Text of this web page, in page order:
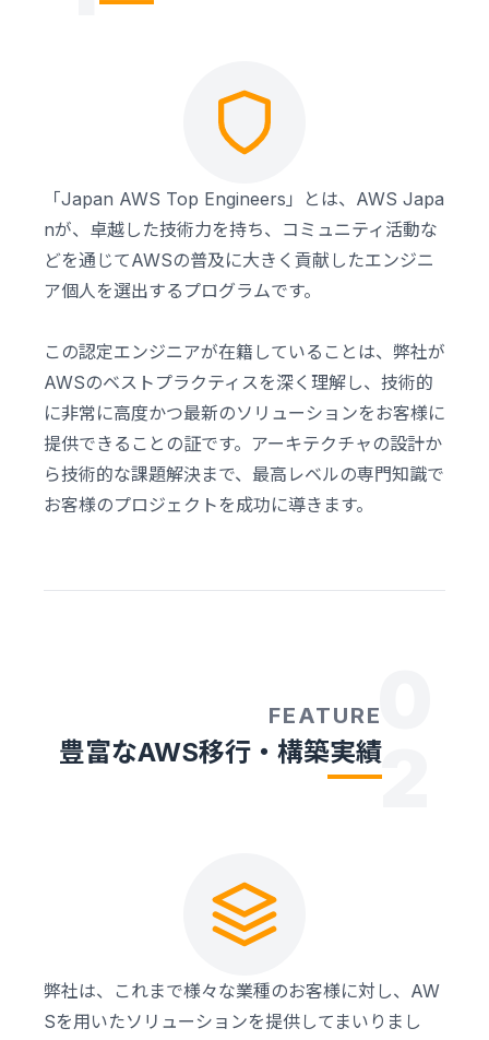
「Japan AWS Top Engineers」とは、AWS Japa
nが、卓越した技術力を持ち、コミュニティ活動な
どを通じてAWSの普及に大きく貢献したエンジニ
ア個人を選出するプログラムです。
この認定エンジニアが在籍していることは、弊社が
AWSのベストプラクティスを深く理解し、技術的
に非常に高度かつ最新のソリューションをお客様に
提供できることの証です。アーキテクチャの設計か
ら技術的な課題解決まで、最高レベルの専門知識で
お客様のプロジェクトを成功に導きます。
FEATURE
豊富なAWS移行・構築実績
0
2
弊社は、これまで様々な業種のお客様に対し、AW
Sを用いたソリューションを提供してまいりまし